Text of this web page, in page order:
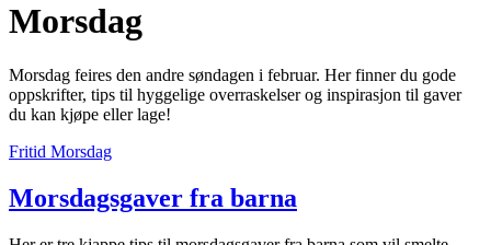
Butikker
Mat og drikke
Helse
Aktiviteter
Morsdag
Morsdag feires den andre søndagen i februar. Her finner du gode
oppskrifter, tips til hyggelige overraskelser og inspirasjon til gaver
du kan kjøpe eller lage!
Fritid Morsdag
Morsdagsgaver fra barna